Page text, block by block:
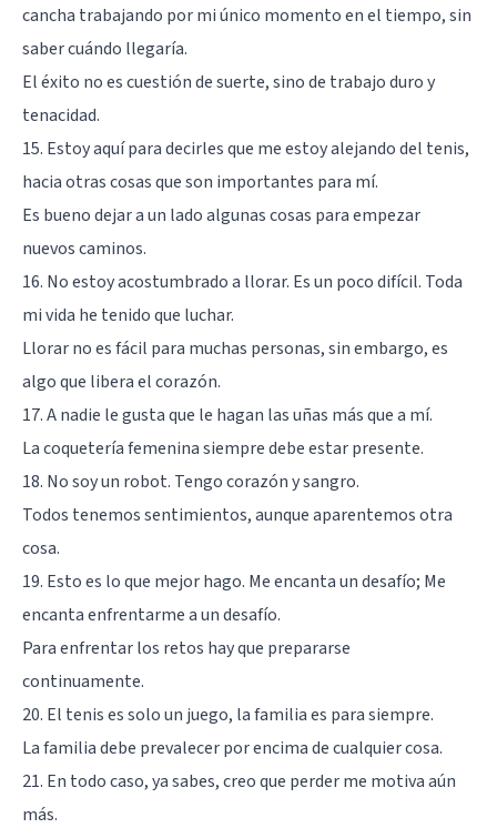
cancha trabajando por mi único momento en el tiempo, sin
saber cuándo llegaría.
El éxito no es cuestión de suerte, sino de trabajo duro y
tenacidad.
15. Estoy aquí para decirles que me estoy alejando del tenis,
hacia otras cosas que son importantes para mí.
Es bueno dejar a un lado algunas cosas para empezar
nuevos caminos.
16. No estoy acostumbrado a llorar. Es un poco difícil. Toda
mi vida he tenido que luchar.
Llorar no es fácil para muchas personas, sin embargo, es
algo que libera el corazón.
17. A nadie le gusta que le hagan las uñas más que a mí.
La coquetería femenina siempre debe estar presente.
18. No soy un robot. Tengo corazón y sangro.
Todos tenemos sentimientos, aunque aparentemos otra
cosa.
19. Esto es lo que mejor hago. Me encanta un desafío; Me
encanta enfrentarme a un desafío.
Para enfrentar los retos hay que prepararse
continuamente.
20. El tenis es solo un juego, la familia es para siempre.
La familia debe prevalecer por encima de cualquier cosa.
21. En todo caso, ya sabes, creo que perder me motiva aún
más.